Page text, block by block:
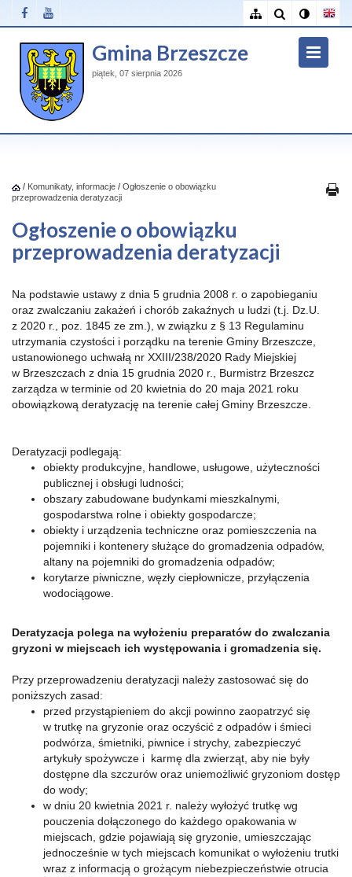
Gmina Brzeszcze
piątek, 07 sierpnia 2026
/ Komunikaty, informacje / Ogłoszenie o obowiązku
przeprowadzenia deratyzacji
Ogłoszenie o obowiązku
przeprowadzenia deratyzacji
Na podstawie ustawy z dnia 5 grudnia 2008 r. o zapobieganiu
oraz zwalczaniu zakażeń i chorób zakaźnych u ludzi (t.j. Dz.U.
z 2020 r., poz. 1845 ze zm.), w związku z § 13 Regulaminu
utrzymania czystości i porządku na terenie Gminy Brzeszcze,
ustanowionego uchwałą nr XXIII/238/2020 Rady Miejskiej
w Brzeszczach z dnia 15 grudnia 2020 r., Burmistrz Brzeszcz
zarządza w terminie od 20 kwietnia do 20 maja 2021 roku
obowiązkową deratyzację na terenie całej Gminy Brzeszcze.
Deratyzacji podlegają:
obiekty produkcyjne, handlowe, usługowe, użyteczności
publicznej i obsługi ludności;
obszary zabudowane budynkami mieszkalnymi,
gospodarstwa rolne i obiekty gospodarcze;
obiekty i urządzenia techniczne oraz pomieszczenia na
pojemniki i kontenery służące do gromadzenia odpadów,
altany na pojemniki do gromadzenia odpadów;
korytarze piwniczne, węzły ciepłownicze, przyłączenia
wodociągowe.
Deratyzacja polega na wyłożeniu preparatów do zwalczania
gryzoni w miejscach ich występowania i gromadzenia się.
Przy przeprowadzeniu deratyzacji należy zastosować się do
poniższych zasad:
przed przystąpieniem do akcji powinno zaopatrzyć się
w trutkę na gryzonie oraz oczyścić z odpadów i śmieci
podwórza, śmietniki, piwnice i strychy, zabezpieczyć
artykuły spożywcze i karmę dla zwierząt, aby nie były
dostępne dla szczurów oraz uniemożliwić gryzoniom dostęp
do wody;
w dniu 20 kwietnia 2021 r. należy wyłożyć trutkę wg
pouczenia dołączonego do każdego opakowania w
miejscach, gdzie pojawiają się gryzonie, umieszczając
jednocześnie w tych miejscach komunikat o wyłożeniu trutki
wraz z informacją o grożącym niebezpieczeństwie otrucia